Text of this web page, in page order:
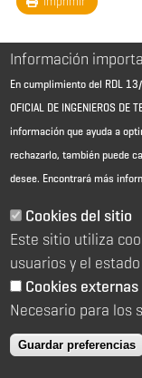
Aviso Legal -
Política de cookies
Política de reembolso
Sitemap
C/ Almagro 2 1º Izqda
91 391 10 66
coit@coit.es
Información
En cumplimiento del RDL
OFICIAL DE INGENIEROS
información que ayuda a
rechazarlo, también puede
desee. Encontrará más
Cookies del sitio
Este sitio utiliza
usuarios y el
Cookies externas
Necesario para los
Guardar preferencias